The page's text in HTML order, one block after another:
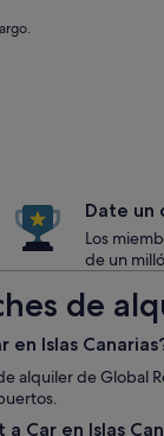
Date un
Los
de un
de
Islas
alquiler de Global
Car en Islas